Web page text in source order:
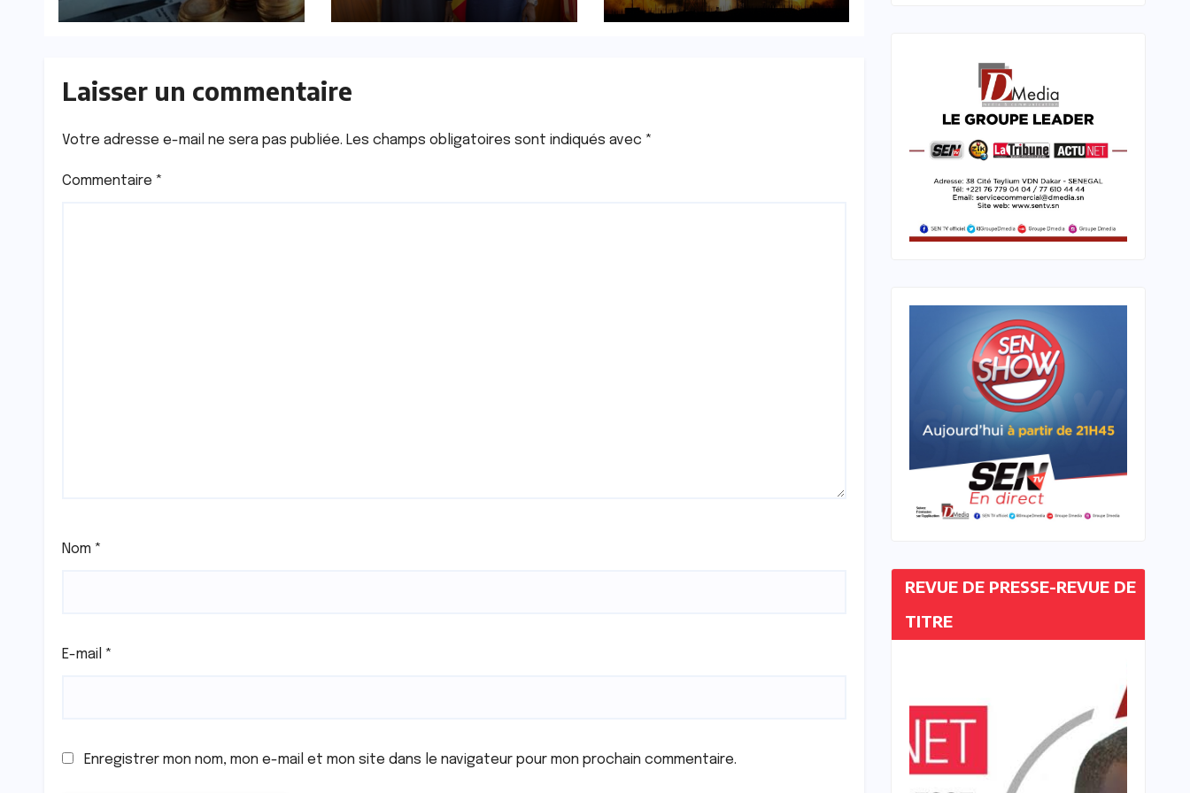
redressement
politique marqué
orbite.
Laisser un commentaire
Votre adresse e-mail ne sera pas publiée. Les champs obligatoires sont indiqués avec *
Commentaire *
Nom *
E-mail *
Enregistrer mon nom, mon e-mail et mon site dans le navigateur pour mon prochain commentaire.
REVUE DE PRESSE-REVUE DE
TITRE